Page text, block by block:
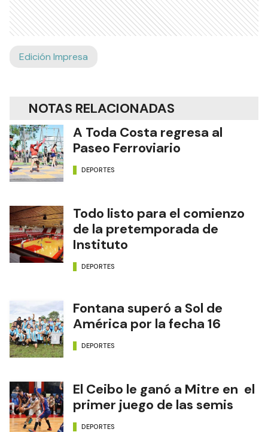
Edición Impresa
NOTAS RELACIONADAS
A Toda Costa regresa al
Paseo Ferroviario
DEPORTES
Todo listo para el comienzo
de la pretemporada de
Instituto
DEPORTES
Fontana superó a Sol de
América por la fecha 16
DEPORTES
El Ceibo le ganó a Mitre en el
primer juego de las semis
DEPORTES